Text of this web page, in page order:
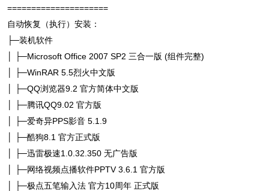
=====================
自动恢复（执行）安装：
├─装机软件
│ ├─Microsoft Office 2007 SP2 三合一版 (组件完整)
│ ├─WinRAR 5.5烈火中文版
│ ├─QQ浏览器9.2 官方简体中文版
│ ├─腾讯QQ9.02 官方版
│ ├─爱奇异PPS影音 5.1.9
│ ├─酷狗8.1 官方正式版
│ ├─迅雷极速1.0.32.350 无广告版
│ ├─网络视频点播软件PPTV 3.6.1 官方版
│ ├─极点五笔输入法 官方10周年 正式版